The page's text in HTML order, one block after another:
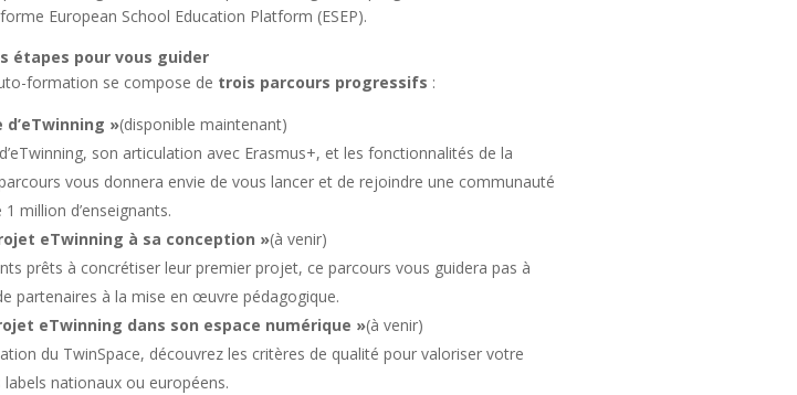
European School Education Platform (ESEP).
étapes pour vous guider
formation se compose de trois parcours progressifs :
»(disponible maintenant)
son articulation avec Erasmus+, et les fonctionnalités de la
vous donnera envie de vous lancer et de rejoindre une communauté
million d’enseignants.
eTwinning à sa conception »(à venir)
prêts à concrétiser leur premier projet, ce parcours vous guidera pas à
partenaires à la mise en œuvre pédagogique.
eTwinning dans son espace numérique »(à venir)
du TwinSpace, découvrez les critères de qualité pour valoriser votre
nationaux ou européens.